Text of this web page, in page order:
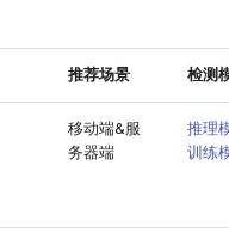
推荐场景 检测
移动端&服
务器端
推理
训练